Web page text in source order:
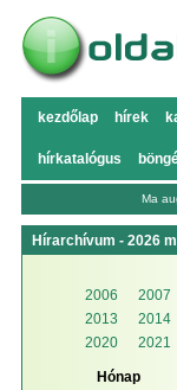
kezdőlap hírek
hírkatalógus
Ma
Hírarchívum - 2026
2006
2007
2013
2014
2020
2021
Hónap